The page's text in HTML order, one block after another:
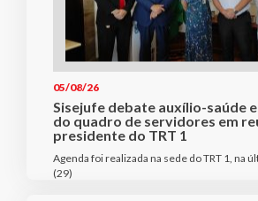
05/08/26
Sisejufe debate auxílio-saúde
do quadro de servidores em
presidente do TRT 1
Agenda foi realizada na sede do TRT 1, na
(29)